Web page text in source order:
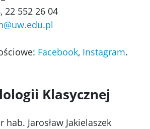
22 552 26 04
Facebook, Instagram.
Klasycznej
Jarosław Jakielaszek